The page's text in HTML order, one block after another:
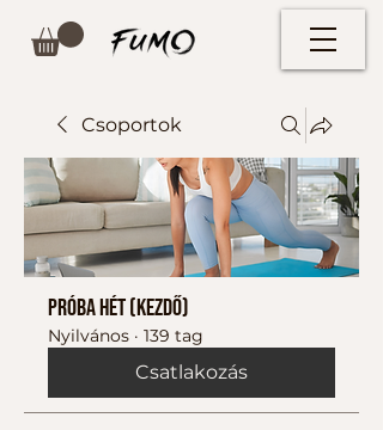
Csoportok
Próba hét (kezdő)
Nyilvános · 139 tag
Csatlakozás